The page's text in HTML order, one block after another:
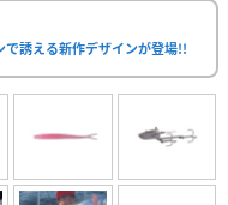
誘える新作デザインが登場!!